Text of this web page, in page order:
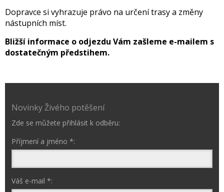
Dopravce si vyhrazuje právo na určení trasy a změny
nástupních míst.
Bližší informace o odjezdu Vám zašleme e-mailem s
dostatečným předstihem.
Novinky Živého potěšení
Zde se můžete přihlásit k odběru:
Příjmení a jméno *:
Váš e-mail *: